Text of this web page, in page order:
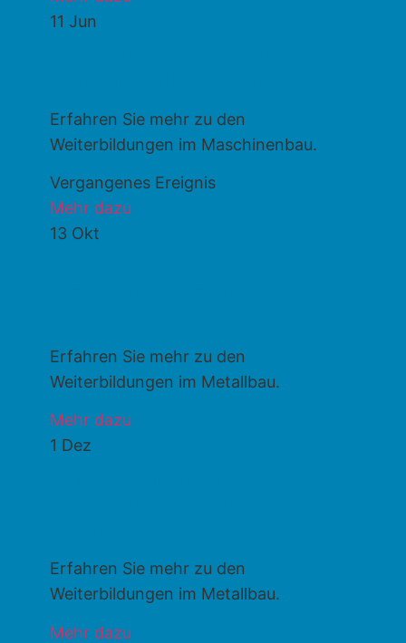
11 Jun
Erfahren Sie mehr zu den
Weiterbildungen im Maschinenbau.
Vergangenes Ereignis
Mehr dazu
13 Okt
Erfahren Sie mehr zu den
Weiterbildungen im Metallbau.
Mehr dazu
1 Dez
Erfahren Sie mehr zu den
Weiterbildungen im Metallbau.
Mehr dazu